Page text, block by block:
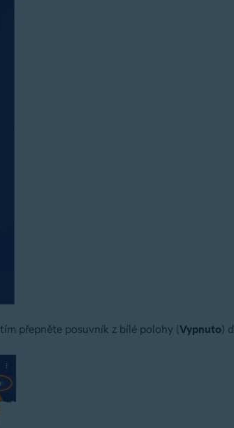
přepněte posuvník z bílé polohy (Vypnuto)